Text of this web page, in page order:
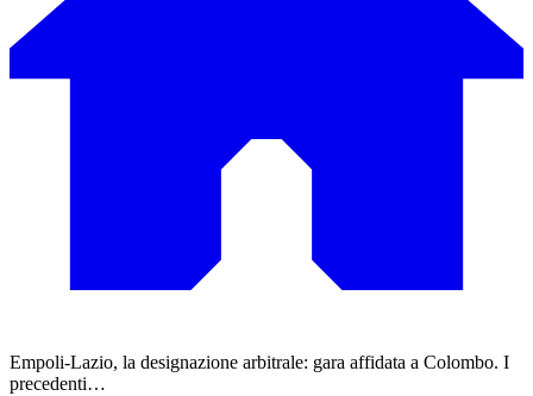
Empoli-Lazio, la designazione arbitrale: gara affidata a Colombo. I
precedenti…